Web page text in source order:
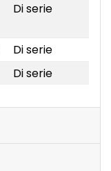
Di serie
Di serie
Di serie